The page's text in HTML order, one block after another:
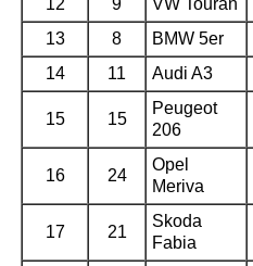
13
8 BMW 5er
14
11 Audi A3
15 15
Peugeot
206
16 24
Opel
Meriva
17 21
Skoda
Fabia